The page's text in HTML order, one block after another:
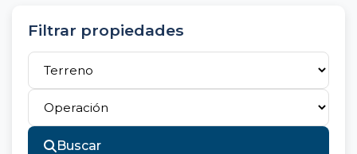
Filtrar propiedades
Buscar